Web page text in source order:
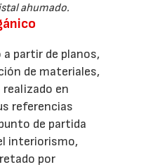
ahumado.
partir de planos,
de materiales,
en
referencias
de partida
interiorismo,
por